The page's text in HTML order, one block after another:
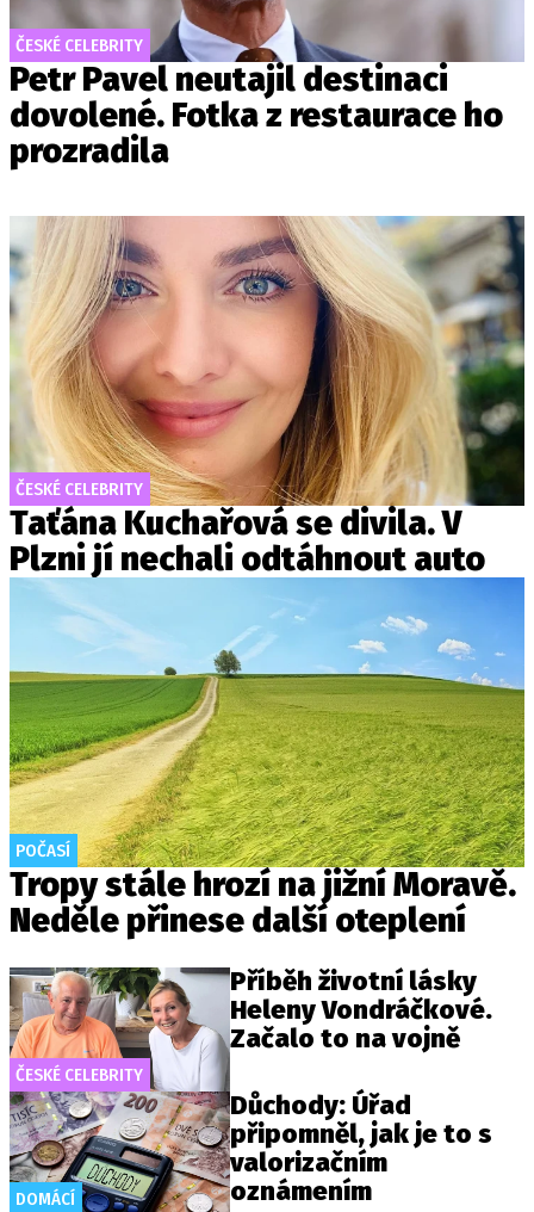
ČESKÉ CELEBRITY
Petr Pavel neutajil destinaci
dovolené. Fotka z restaurace ho
prozradila
ČESKÉ CELEBRITY
Taťána Kuchařová se divila. V
Plzni jí nechali odtáhnout auto
POČASÍ
Tropy stále hrozí na jižní Moravě.
Neděle přinese další oteplení
ČESKÉ CELEBRITY
Příběh životní lásky
Heleny Vondráčkové.
Začalo to na vojně
DOMÁCÍ
Důchody: Úřad
připomněl, jak je to s
valorizačním
oznámením